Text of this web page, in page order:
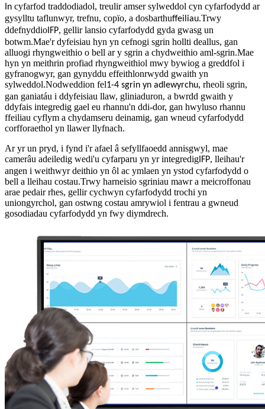
In cyfarfod traddodiadol, treulir amser sylweddol cyn cyfarfodydd ar
gysylltu taflunwyr, trefnu, copïo, a dosbarthuffeiliau.Trwy
ddefnyddio IFP, gellir lansio cyfarfodydd gyda gwasg un
botwm.Mae'r dyfeisiau hyn yn cefnogi sgrin hollti deallus, gan
alluogi rhyngweithio o bell ar y sgrin a chydweithio aml-sgrin.Mae
hyn yn meithrin profiad rhyngweithiol mwy bywiog a greddfol i
gyfranogwyr, gan gynyddu effeithlonrwydd gwaith yn
sylweddol.Nodweddion fel1-4 sgrin yn adlewyrchu, rheoli sgrin,
gan ganiatáu i ddyfeisiau llaw, gliniaduron, a bwrdd gwaith y
ddyfais integredig gael eu rhannu'n ddi-dor, gan hwyluso rhannu
ffeiliau cyflym a chydamseru deinamig, gan wneud cyfarfodydd
corfforaethol yn llawer llyfnach.
Ar yr un pryd, i fynd i'r afael â sefyllfaoedd annisgwyl, mae
camerâu adeiledig wedi'u cyfarparu yn yr integredig IFP, lleihau'r
angen i weithwyr deithio yn ôl ac ymlaen yn ystod cyfarfodydd o
bell a lleihau costau.Trwy harneisio sgriniau mawr a meicroffonau
arae pedair rhes, gellir cychwyn cyfarfodydd trochi yn
uniongyrchol, gan ostwng costau amrywiol i fentrau a gwneud
gosodiadau cyfarfodydd yn fwy diymdrech.